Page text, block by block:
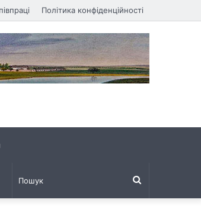
Політика конфіденційності